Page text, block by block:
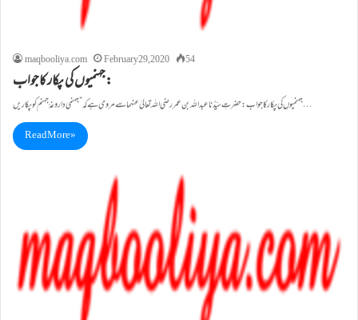
maqbooliya.com February 29, 2020 54
جہنمیوں کی پکار کاجواب:
جہنمیوں کی پکار کاجواب: حضرتِ سیِّدُناعبداللہ بن عمررضی اللہ تعالیٰ عنہما سے مروی ہے کہ”جہنمی داروغۂ جہنم کو پکا ریں…
Read More »